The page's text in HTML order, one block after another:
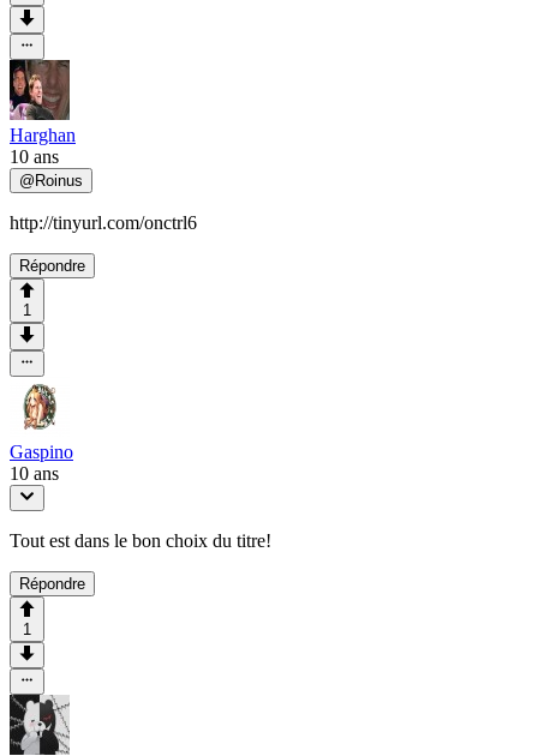
Harghan
10 ans
@ Roinus
http://tinyurl.com/onctrl6
Répondre
1
Gaspino
10 ans
Tout est dans le bon choix du titre!
Répondre
1